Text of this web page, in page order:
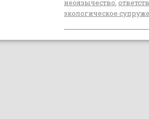
неоязычество,
экологическое